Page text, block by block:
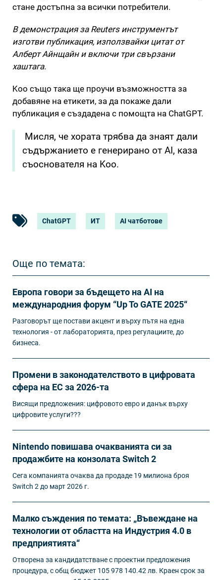
стане достъпна за всички потребители.
В демонстрация за Reuters инструментът
изготви публикация, използвайки цитат от
Алберт Айнщайн и включи три свързани
хаштага.
Koo също така ще проучи възможността за
добавяне на етикети, за да покаже дали
публикация е създадена с помощта на ChatGPT.
Мисля, че хората трябва да знаят дали
съдържанието е генерирано от AI, каза
съоснователя на Koo.
ChatGPT ИТ AI чатботове
Още по темата:
Европа говори за бъдещето на AI на
международния форум “Up To GATE 2025“
Разговорът ще постави акцент и върху пътя на една
технология - от лабораторията, през регулациите, до
бизнеса.
Промени в законодателството в цифровата
сфера на ЕС за 2026-та
Висящи предложения: цифровото евро и данък върху
цифровите услуги???
Nintendo повишава очакванията си за
продажбите на конзолата Switch 2
Сега компанията очаква да продаде 19 милиона броя
Switch 2 до март 2026 г.
Малко съждения по темата: „Въвеждане на
технологии от областта на Индустрия 4.0 в
предприятията“
Отворена за кандидатстване с проектни предложения
процедура, с общ бюджет 105 978 140.42 лв. Краен срок за